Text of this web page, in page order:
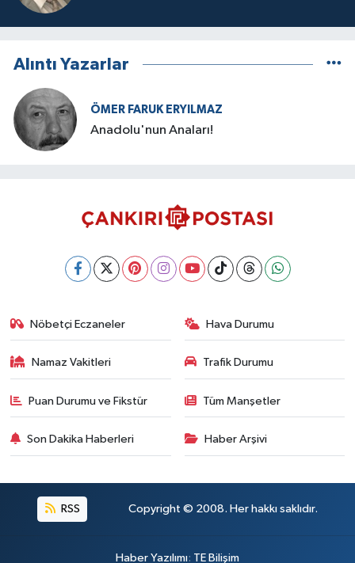
Alıntı Yazarlar
ÖMER FARUK ERYILMAZ
Anadolu'nun Anaları!
Nöbetçi Eczaneler Hava Durumu
Namaz Vakitleri Trafik Durumu
Puan Durumu ve Fikstür Tüm Manşetler
Son Dakika Haberleri Haber Arşivi
RSS Copyright © 2008. Her hakkı saklıdır.
Haber Yazılımı: TE Bilişim